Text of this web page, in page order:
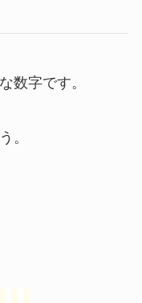
数字です。
。